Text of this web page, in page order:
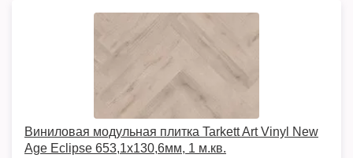
Виниловая модульная плитка Tarkett Art Vinyl New
Age Eclipse 653,1х130,6мм, 1 м.кв.